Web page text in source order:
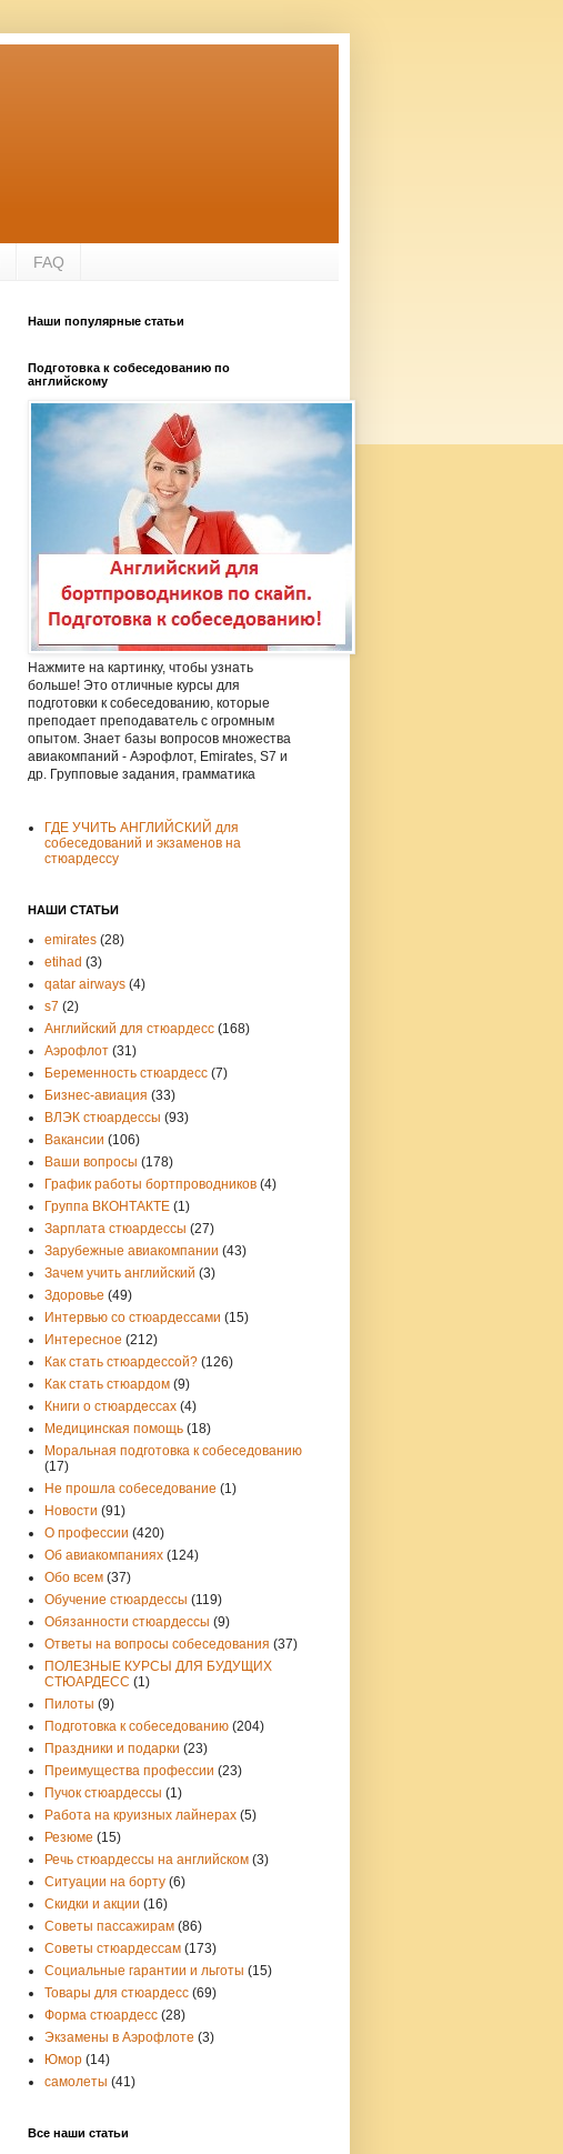
FAQ
Наши популярные статьи
Подготовка к собеседованию по
английскому
Нажмите на картинку, чтобы узнать
больше! Это отличные курсы для
подготовки к собеседованию, которые
преподает преподаватель с огромным
опытом. Знает базы вопросов множества
авиакомпаний - Аэрофлот, Emirates, S7 и
др. Групповые задания, грамматика
ГДЕ УЧИТЬ АНГЛИЙСКИЙ для
собеседований и экзаменов на
стюардессу
НАШИ СТАТЬИ
emirates (28)
etihad (3)
qatar airways (4)
s7 (2)
Английский для стюардесс (168)
Аэрофлот (31)
Беременность стюардесс (7)
Бизнес-авиация (33)
ВЛЭК стюардессы (93)
Вакансии (106)
Ваши вопросы (178)
График работы бортпроводников (4)
Группа ВКОНТАКТЕ (1)
Зарплата стюардессы (27)
Зарубежные авиакомпании (43)
Зачем учить английский (3)
Здоровье (49)
Интервью со стюардессами (15)
Интересное (212)
Как стать стюардессой? (126)
Как стать стюардом (9)
Книги о стюардессах (4)
Медицинская помощь (18)
Моральная подготовка к собеседованию
(17)
Не прошла собеседование (1)
Новости (91)
О профессии (420)
Об авиакомпаниях (124)
Обо всем (37)
Обучение стюардессы (119)
Обязанности стюардессы (9)
Ответы на вопросы собеседования (37)
ПОЛЕЗНЫЕ КУРСЫ ДЛЯ БУДУЩИХ
СТЮАРДЕСС (1)
Пилоты (9)
Подготовка к собеседованию (204)
Праздники и подарки (23)
Преимущества профессии (23)
Пучок стюардессы (1)
Работа на круизных лайнерах (5)
Резюме (15)
Речь стюардессы на английском (3)
Ситуации на борту (6)
Скидки и акции (16)
Советы пассажирам (86)
Советы стюардессам (173)
Социальные гарантии и льготы (15)
Товары для стюардесс (69)
Форма стюардесс (28)
Экзамены в Аэрофлоте (3)
Юмор (14)
самолеты (41)
Все наши статьи